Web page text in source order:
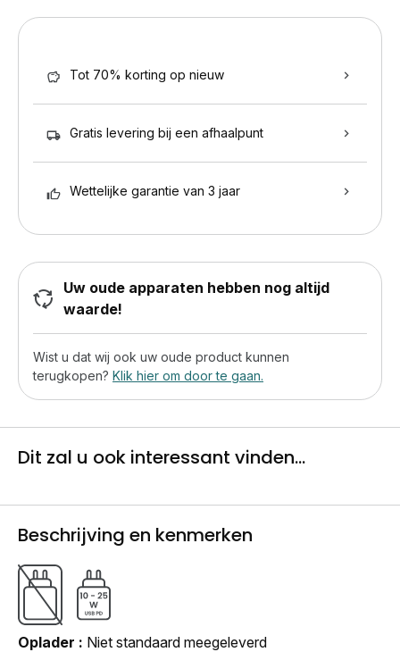
Tot 70% korting op nieuw
Gratis levering bij een afhaalpunt
Wettelijke garantie van 3 jaar
Uw oude apparaten hebben nog altijd
waarde!
Wist u dat wij ook uw oude product kunnen
terugkopen? Klik hier om door te gaan.
Dit zal u ook interessant vinden...
Beschrijving en kenmerken
Oplader
Niet standaard meegeleverd